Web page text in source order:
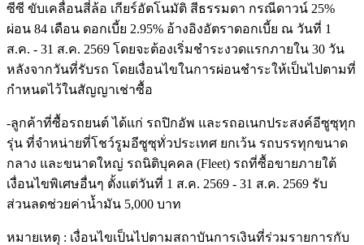
ซีซี ขับเคลื่อนสี่ล้อ เกียร์อัตโนมัติ สีธรรมดา กรณีดาวน์ 25%
ผ่อน 84 เดือน ดอกเบี้ย 2.95% อ้างอิงอัตราดอกเบี้ย ณ วันที่ 1
ส.ค. - 31 ส.ค. 2569 โดยจะต้องเริ่มชำระงวดแรกภายใน 30 วัน
หลังจากวันที่รับรถ โดยเงื่อนไขในการผ่อนชำระให้เป็นไปตามที่
กำหนดไว้ในสัญญาเช่าซื้อ
-ลูกค้าที่ซื้อรถยนต์ ได้แก่ รถปิกอัพ และรถอเนกประสงค์อีซูซุทุก
รุ่น ที่จำหน่ายที่โชว์รูมอีซูซุทั่วประเทศ ยกเว้น รถบรรทุกขนาด
กลาง และขนาดใหญ่ รถนิติบุคคล (Fleet) รถที่ซื้อขายภายใต้
เงื่อนไขพิเศษอื่นๆ ตั้งแต่วันที่ 1 ส.ค. 2569 - 31 ส.ค. 2569 รับ
ส่วนลดช่วยค่าน้ำมัน 5,000 บาท
หมายเหตุ : เงื่อนไขเป็นไปตามสถาบันการเงินที่ร่วมรายการกับ